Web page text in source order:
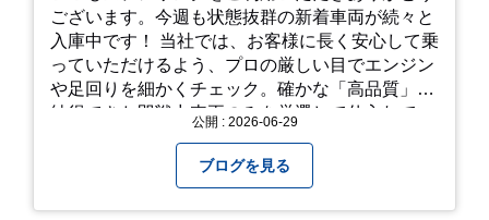
ございます。今週も状態抜群の新着車両が続々と
入庫中です！ 当社では、お客様に長く安心して乗
っていただけるよう、プロの厳しい目でエンジン
や足回りを細かくチェック。確かな「高品質」と
納得できた即戦力車両のみを厳選して仕入れてい
公開 : 2026-06-29
ブログを見る